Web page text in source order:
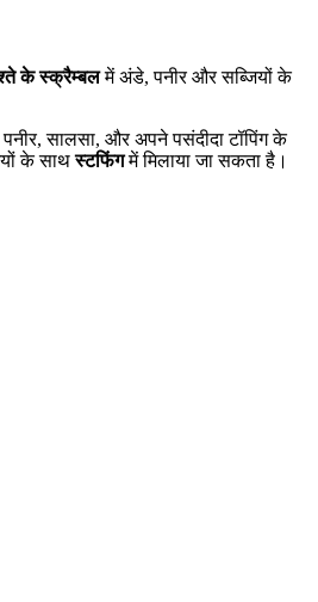
के स्क्रैम्बलमें अंडे, पनीर और सब्जियों के
सालसा, और अपने पसंदीदा टॉपिंग के
के साथस्टफिंगमें मिलाया जा सकता है।